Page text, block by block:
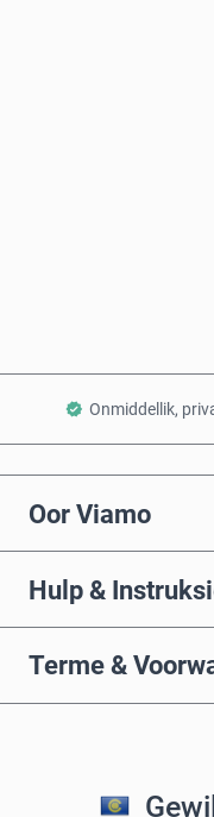
Onmiddellik,
Oor Viamo
Hulp &
Terme &